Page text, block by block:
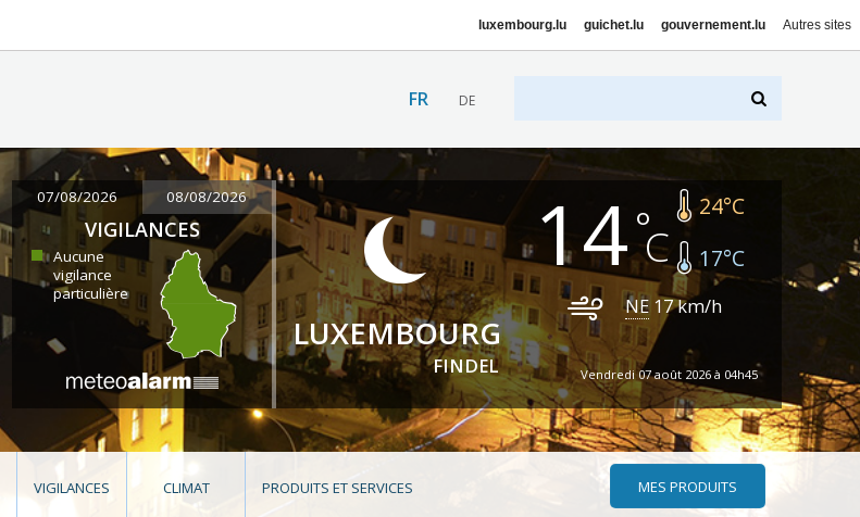
luxembourg.lu guichet.lu gouvernement.lu Autres sites
FR DE
07/08/2026 08/08/2026
VIGILANCES
Aucune
vigilance
particulière
LUXEMBOURG
FINDEL
14 24°C
17°C
NE 17km/h
Vendredi 07 août 2026 à 04h45
VIGILANCES CLIMAT PRODUITS ET SERVICES MES PRODUITS